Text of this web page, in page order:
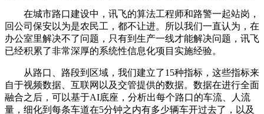
在城市路口建设中，讯飞的算法工程师和路警一起站岗，
回公司保安以为是农民工，都不让进。所以我们一直认为，在
办公室里解决不了问题，只有到生产一线才能解决问题，讯飞
已经积累了非常深厚的系统性信息化项目实施经验。
从路口、路段到区域，我们建立了15种指标，这些指标来
自于视频数据、互联网以及交管提供的数据。数据在进行全面
融合之后，可以基于AI底座，分析出每个路口的车流、人流
量，细化到每条车道在5分钟之内有多少辆车开过去了，以及